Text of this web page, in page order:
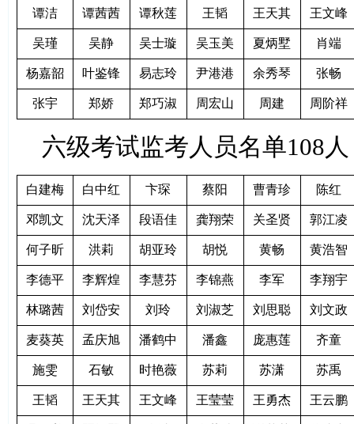
谭洁 谭茜茜 谭秋莲 王韬 王天其 王文峰
吴瑾 吴静 吴士璇 吴玉美 夏炳墅 肖端
杨嘉韶 叶鉴锋 易志玲 尹港港 余秀琴 张畅
张宇 郑娇 郑巧淑 周宏山 周建 周阶祥
六级考试监考人员名单108
白建梅 白中红 卞琛 蔡阳 曹青珍 陈红
邓凯文 沈天泽 段语佳 龚翔荣 关圣贤 郭江凌
何子昕 洪莉 胡亚玲 胡悦 黄畅 黄浩智
李德平 李辉煌 李慧芬 李锦燕 李军 李翔宇
林璐茜 刘岱安 刘玲 刘淑芝 刘思聪 刘文政
麦葵英 孟庆旭 潘鹤中 潘鑫 庞惠莲 齐童
施雯 石敏 时艳薇 苏莉 苏潇 苏禹
王韬 王天其 王文峰 王莹莹 王勇杰 王云鹏